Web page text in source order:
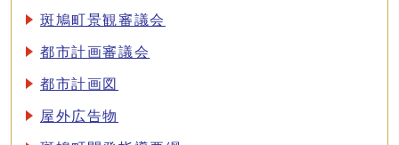
斑鳩町景観審議会
都市計画審議会
都市計画図
屋外広告物